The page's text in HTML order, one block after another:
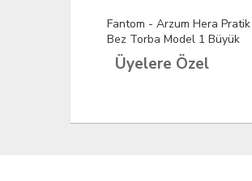
Fantom - Arzum Hera
Bez Torba Model 1 Büyük
Üyelere Özel